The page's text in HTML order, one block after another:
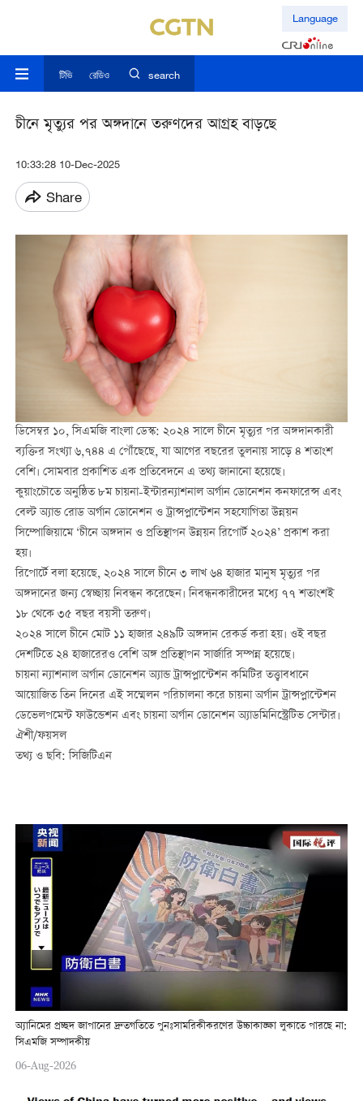
Language
টিভি রেডিও search
চীনে মৃত্যুর পর অঙ্গদানে তরুণদের আগ্রহ বাড়ছে
10:33:28 10-Dec-2025
Share
ডিসেম্বর ১০, সিএমজি বাংলা ডেস্ক: ২০২৪ সালে চীনে মৃত্যুর পর অঙ্গদানকারী
ব্যক্তির সংখ্যা ৬,৭৪৪ এ পৌঁছেছে, যা আগের বছরের তুলনায় সাড়ে ৪ শতাংশ
বেশি। সোমবার প্রকাশিত এক প্রতিবেদনে এ তথ্য জানানো হয়েছে।
কুয়াংচৌতে অনুষ্ঠিত ৮ম চায়না-ইন্টারন্যাশনাল অর্গান ডোনেশন কনফারেন্স এবং
বেল্ট অ্যান্ড রোড অর্গান ডোনেশন ও ট্রান্সপ্লান্টেশন সহযোগিতা উন্নয়ন
সিম্পোজিয়ামে ‘চীনে অঙ্গদান ও প্রতিস্থাপন উন্নয়ন রিপোর্ট ২০২৪’ প্রকাশ করা
হয়।
রিপোর্টে বলা হয়েছে, ২০২৪ সালে চীনে ৩ লাখ ৬৪ হাজার মানুষ মৃত্যুর পর
অঙ্গদানের জন্য স্বেচ্ছায় নিবন্ধন করেছেন। নিবন্ধনকারীদের মধ্যে ৭৭ শতাংশই
১৮ থেকে ৩৫ বছর বয়সী তরুণ।
২০২৪ সালে চীনে মোট ১১ হাজার ২৪৯টি অঙ্গদান রেকর্ড করা হয়। ওই বছর
দেশটিতে ২৪ হাজারেরও বেশি অঙ্গ প্রতিস্থাপন সার্জারি সম্পন্ন হয়েছে।
চায়না ন্যাশনাল অর্গান ডোনেশন অ্যান্ড ট্রান্সপ্লান্টেশন কমিটির তত্ত্বাবধানে
আয়োজিত তিন দিনের এই সম্মেলন পরিচালনা করে চায়না অর্গান ট্রান্সপ্লান্টেশন
ডেভেলপমেন্ট ফাউন্ডেশন এবং চায়না অর্গান ডোনেশন অ্যাডমিনিস্ট্রেটিভ সেন্টার।
ঐশী/ফয়সল
তথ্য ও ছবি: সিজিটিএন
অ্যানিমের প্রচ্ছদ জাপানের দ্রুতগতিতে পুনঃসামরিকীকরণের উচ্চাকাঙ্ক্ষা লুকাতে পারছে না:
সিএমজি সম্পাদকীয়
06-Aug-2026